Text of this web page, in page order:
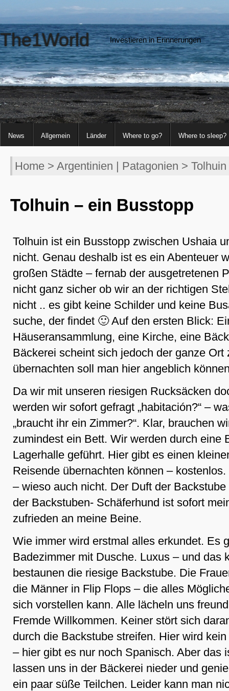
The1World Investieren in Erinnerungen
News Allgemein Länder Where to go? Where to sleep?
Home > Argentinien | Patagonien >
Tolhuin – ein Busstopp
Tolhuin ist ein Busstopp zwischen Ushaia
nicht. Genau deshalb ist es ein Abenteuer
großen Städte – fernab der ausgetretenen
nicht ganz sicher ob wir an der richtigen
nicht .. es gibt keine Schilder und keine
suche, der findet 🙂 Auf den ersten Blick:
Häuseransammlung, eine Kirche, eine
Bäckerei scheint sich jedoch der ganze Ort
übernachten soll man hier angeblich
Da wir mit unseren riesigen Rucksäcken
werden wir sofort gefragt „habitación?“ –
„braucht ihr ein Zimmer?“. Klar, brauchen
zumindest ein Bett. Wir werden durch eine
Lagerhalle geführt. Hier gibt es einen
Reisende übernachten können –
– wieso auch nicht. Der Duft der
der Backstuben- Schäferhund ist sofort
zufrieden an meine Beine.
Wie immer wird erstmal alles erkundet. Es
Badezimmer mit Dusche. Luxus – und das
bestaunen die riesige Backstube. Die
die Männer in Flip Flops – die alles
sich vorstellen kann. Alle lächeln uns
Fremde Willkommen. Keiner stört sich
durch die Backstube streifen. Hier wird
– hier gibt es nur noch Spanisch. Aber das
lassen uns in der Bäckerei nieder und
ein paar süße Teilchen. Leider kann man